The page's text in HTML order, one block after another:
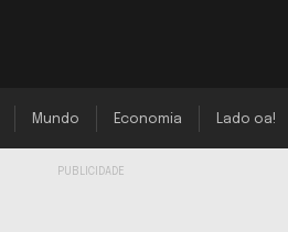
Mundo Economia Lado oa!